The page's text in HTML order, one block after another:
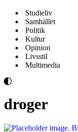
Studieliv
Samhället
Politik
Kultur
Opinion
Livsstil
Multimedia
droger